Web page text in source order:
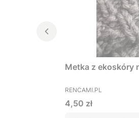
Metka z ekoskóry
PRODUCENT
RENCAMI.PL
Cena
4,50 zł